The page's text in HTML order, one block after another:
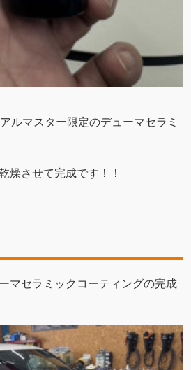
ルマスター限定のデューマセラミ
燥させて完成です！！
マセラミックコーティングの完成